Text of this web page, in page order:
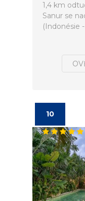
1,4 km
Sanur se
(Indonésie -
10